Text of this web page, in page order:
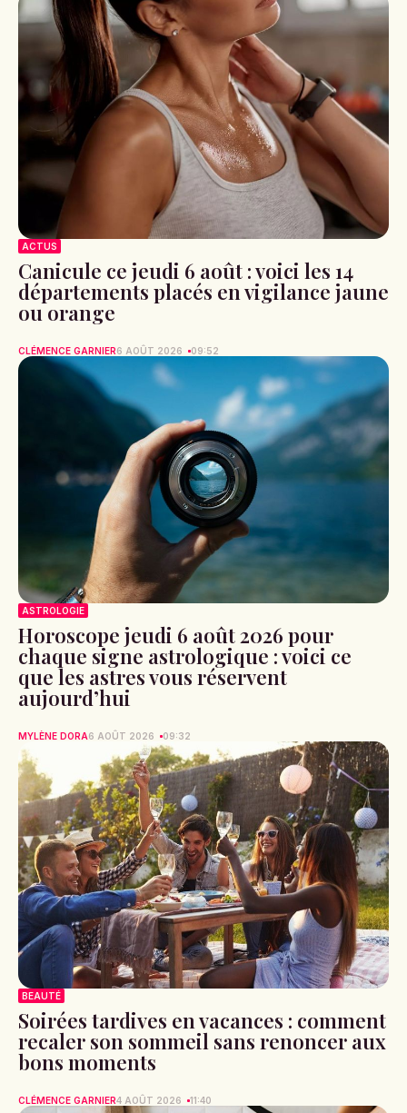
ACTUS
Canicule ce jeudi 6 août : voici les 14
départements placés en vigilance jaune
ou orange
CLÉMENCE GARNIER6 AOÛT 2026 09:52
ASTROLOGIE
Horoscope jeudi 6 août 2026 pour
chaque signe astrologique : voici ce
que les astres vous réservent
aujourd’hui
MYLÈNE DORA6 AOÛT 2026 09:32
BEAUTÉ
Soirées tardives en vacances : comment
recaler son sommeil sans renoncer aux
bons moments
CLÉMENCE GARNIER4 AOÛT 2026 11:40